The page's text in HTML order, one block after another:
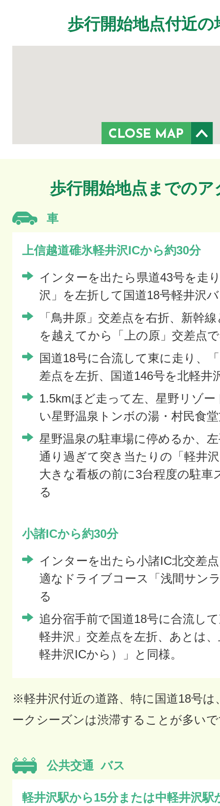
歩行開始地点付近の
CLOSE MAP
歩行開始地点までのア
車
上信越道碓氷軽井沢ICから約30分
インターを出たら県道43号を走
沢」を左折して国道18号軽井沢
「鳥井原」交差点を右折、新幹
を越えてから「上の原」交差点
国道18号に合流して東に走り、
差点を左折、国道146号を北軽井
1.5kmほど走って左、星野リゾ
い星野温泉トンボの湯・村民食
星野温泉の駐車場に停めるか、
通り過ぎて突き当たりの「軽井
大きな看板の前に3台程度の駐車
る
小諸ICから約30分
インターを出たら小諸IC北交差
適なドライブコース「浅間サン
る
追分宿手前で国道18号に合流し
軽井沢」交差点を左折、あとは
軽井沢ICから）」と同様。
※軽井沢付近の道路、特に国道18号は
ークシーズンは渋滞することが多い
公共交通バス
軽井沢駅から15分または中軽井沢駅